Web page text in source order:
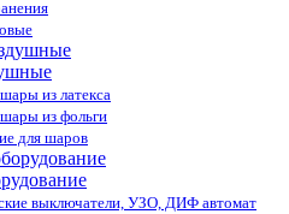
из латекса
из фольги
для шаров
выключатели, УЗО, ДИФ автомат